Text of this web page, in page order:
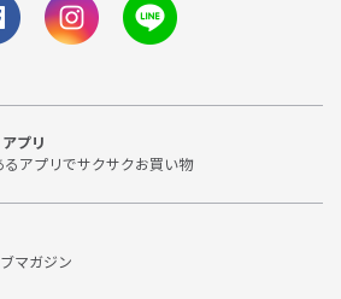
プリ
るアプリでサクサクお買い物
マガジン